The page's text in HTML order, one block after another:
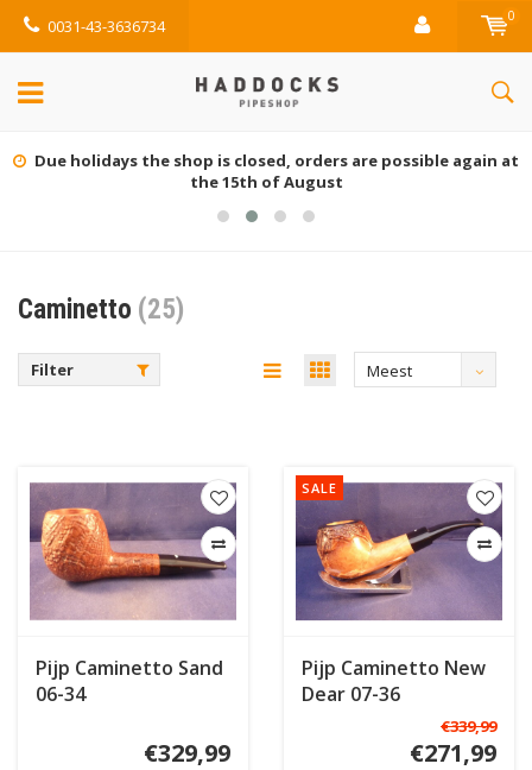
0031-43-3636734 0
Due holidays the shop is closed, orders are possible again at
the 15th of August
Caminetto (25)
Filter
Meest
Pijp Caminetto Sand
06-34
€329,99
SALE
Pijp Caminetto New
Dear 07-36
€339,99
€271,99